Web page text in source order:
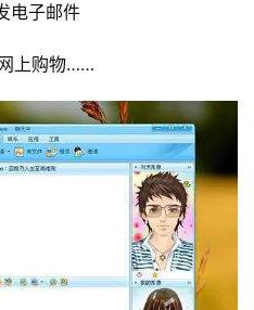
电子邮件
上购物……